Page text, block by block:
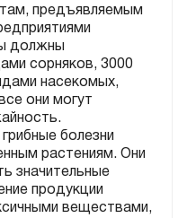
предъявляемым
должны
сорняков, 3000
насекомых,
они могут
болезни
растениям. Они
значительные
продукции
веществами,